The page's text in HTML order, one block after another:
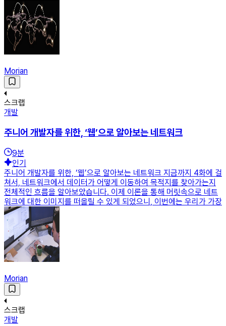
Morian
스크랩
개발
주니어 개발자를 위한, ‘웹’으로 알아보는 네트워크
9분
인기
주니어 개발자를 위한, ‘웹’으로 알아보는 네트워크 지금까지 4화에 걸
쳐서, 네트워크에서 데이터가 어떻게 이동하여 목적지를 찾아가는지
전체적인 흐름을 알아보았습니다. 이제 이론을 통해 머릿속으로 네트
워크에 대한 이미지를 떠올릴 수 있게 되었으니, 이번에는 우리가 가장
Morian
스크랩
개발